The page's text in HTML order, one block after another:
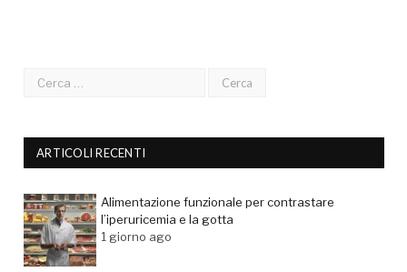
ARTICOLI RECENTI
Alimentazione funzionale per contrastare
l’iperuricemia e la gotta
1 giorno ago